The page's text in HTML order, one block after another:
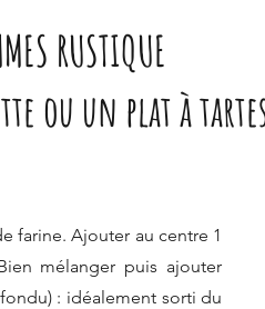
RUSTIQUE
ou un plat à
farine. Ajouter au centre 1
mélanger puis ajouter
: idéalement sorti du